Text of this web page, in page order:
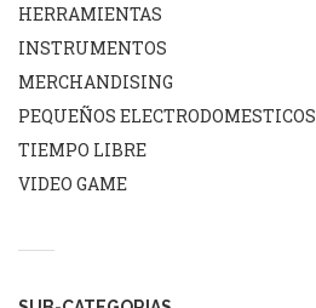
HERRAMIENTAS
INSTRUMENTOS
MERCHANDISING
PEQUEÑOS ELECTRODOMESTICOS
TIEMPO LIBRE
VIDEO GAME